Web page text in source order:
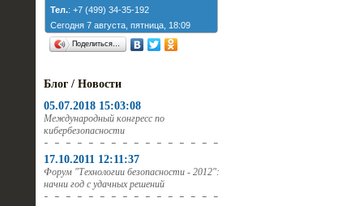
Тел.: +7 (499) 34-35-192
Сегодня 7 августа, пятница, 18:09
Поделиться…
Блог / Новости
05.07.2018 15:03:08
Международный конгресс по
кибербезопасности
17.10.2011 12:11:37
Форум "Технологии безопасности - 2012":
начни год с удачных решений